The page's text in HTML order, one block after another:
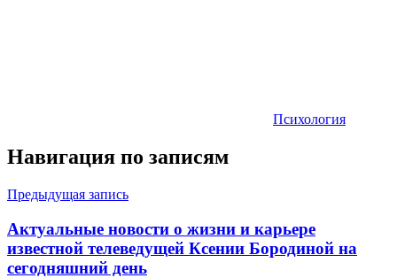
Психология
Навигация по записям
Предыдущая запись
Актуальные новости о жизни и карьере
известной телеведущей Ксении Бородиной на
сегодняшний день